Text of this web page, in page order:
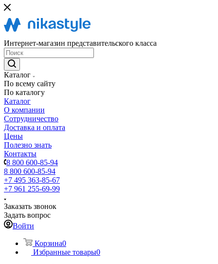
Интернет-магазин представительского класса
Каталог
По всему сайту
По каталогу
Каталог
О компании
Сотрудничество
Доставка и оплата
Цены
Полезно знать
Контакты
8 800 600-85-94
8 800 600-85-94
+7 495 363-85-67
+7 961 255-69-99
Заказать звонок
Задать вопрос
Войти
Корзина0
Избранные товары0